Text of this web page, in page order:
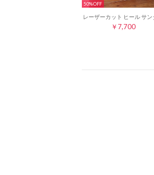
50%
￥7,700